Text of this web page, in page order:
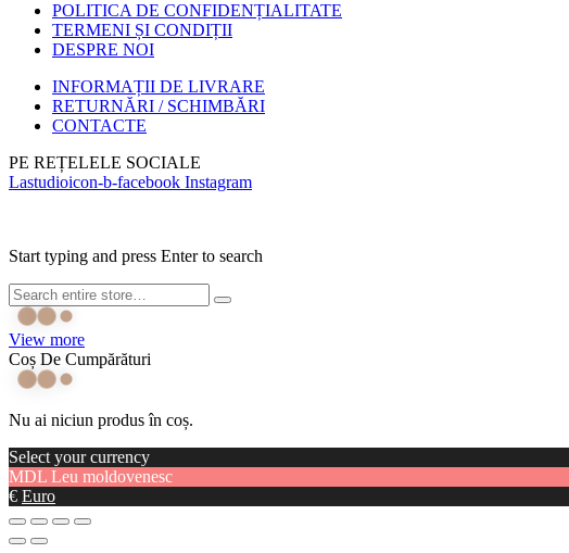
POLITICA DE CONFIDENȚIALITATE
TERMENI ȘI CONDIȚII
DESPRE NOI
INFORMAȚII DE LIVRARE
RETURNĂRI / SCHIMBĂRI
CONTACTE
PE REȚELELE SOCIALE
Lastudioicon-b-facebook Instagram
Start typing and press Enter to search
View more
Coș De Cumpărături
Nu ai niciun produs în coș.
Select your currency
MDL Leu moldovenesc
€ Euro